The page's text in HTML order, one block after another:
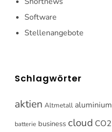
Software
Stellenangebote
Schlagwörter
aktien Altmetall aluminium
batterie business cloud CO2